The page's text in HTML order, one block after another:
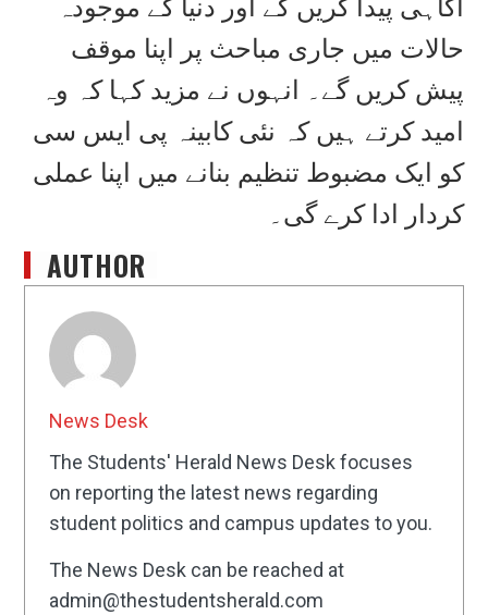
آگاہی پیدا کریں گے اور دنیا کے موجودہ
حالات میں جاری مباحث پر اپنا موقف
پیش کریں گے۔ انہوں نے مزید کہا کہ وہ
امید کرتے ہیں کہ نئی کابینہ پی ایس سی
کو ایک مضبوط تنظیم بنانے میں اپنا عملی
کردار ادا کرے گی۔
AUTHOR
News Desk
The Students' Herald News Desk focuses
on reporting the latest news regarding
student politics and campus updates to you.
The News Desk can be reached at
admin@thestudentsherald.com